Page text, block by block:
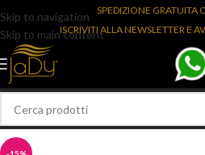
Skip to navigation
Skip to main content
SPEDIZIONE GRATUITA
ISCRIVITI ALLA NEWSLETTER E